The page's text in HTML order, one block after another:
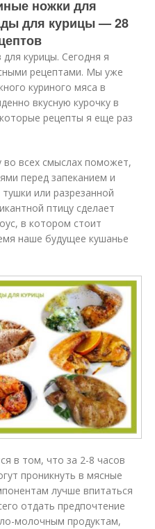
ножки для
для курицы — 28
курицы. Сегодня я
рецептами. Мы уже
куриного мяса в
вкусную курочку в
рецепты я еще раз
во всех смыслах поможет,
перед запеканием и
или разрезанной
птицу сделает
в котором стоит
наше будущее кушанье
в том, что за 2-8 часов
проникнуть в мясные
лучше впитаться
отдать предпочтение
молочным продуктам,